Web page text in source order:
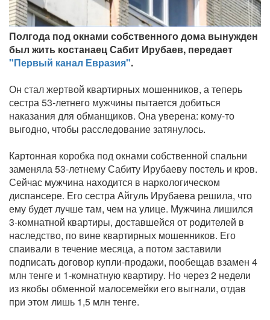
Полгода под окнами собственного дома вынужден
был жить костанаец Сабит Ирубаев, передает
"Первый канал Евразия".
Он стал жертвой квартирных мошенников, а теперь
сестра 53-летнего мужчины пытается добиться
наказания для обманщиков. Она уверена: кому-то
выгодно, чтобы расследование затянулось.
Картонная коробка под окнами собственной спальни
заменяла 53-летнему Сабиту Ирубаеву постель и кров.
Сейчас мужчина находится в наркологическом
диспансере. Его сестра Айгуль Ирубаева решила, что
ему будет лучше там, чем на улице. Мужчина лишился
3-комнатной квартиры, доставшейся от родителей в
наследство, по вине квартирных мошенников. Его
спаивали в течение месяца, а потом заставили
подписать договор купли-продажи, пообещав взамен 4
млн тенге и 1-комнатную квартиру. Но через 2 недели
из якобы обменной малосемейки его выгнали, отдав
при этом лишь 1,5 млн тенге.